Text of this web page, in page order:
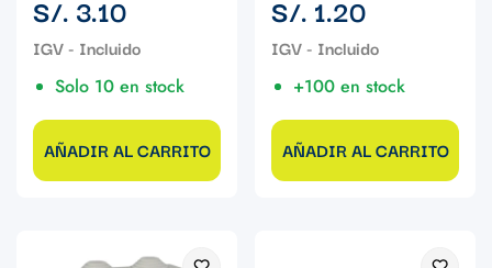
regular
S/. 3.10
Solo 10 en stock
AÑADIR AL CARRITO
regular
S/. 1.20
+100 en stock
AÑADIR AL CARRITO